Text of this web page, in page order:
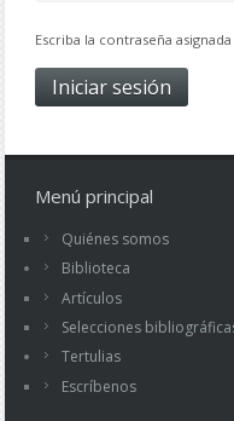
Escriba la contraseña
Menú principal
Quiénes somos
Biblioteca
Artículos
Selecciones
Tertulias
Escríbenos